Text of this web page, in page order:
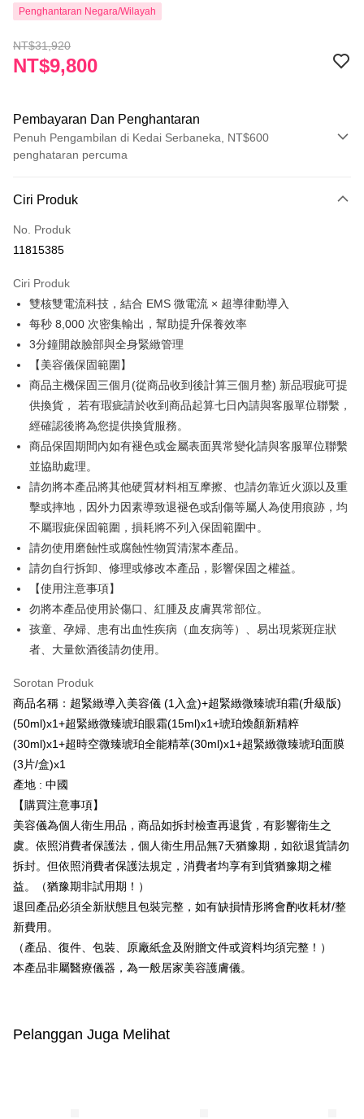
Penghantaran Negara/Wilayah
NT$31,920
NT$9,800
Pembayaran Dan Penghantaran
Penuh Pengambilan di Kedai Serbaneka, NT$600
penghataran percuma
Kad Kredit (Bayaran Penuh)
Pengambilan di Kedai Serbaneka
Apple Pay
JKOPAY
Easy Wallet
Google Pay
AFTEE
Deskripsi
Pertama, Mengenai Perkhidmatan AFTEE Beli Sekarang Bayar Kemudian
1. Dengan memilih AFTEE sebagai kaedah pembayaran, mesej
pengesahan AFTEE akan muncul.
2. Anda boleh meneruskan pembayaran selepas pengesahan SMS.
3. Tiada bayaran diperlukan apabila pesanan disahkan. Produk akan
4. Setelah pesanan disahkan, anda akan menerima SMS pembayaran
manakala ahli aplikasi akan menerima pemberitahuan tolak aplikasi
AFTEE.
5. Tiada bayaran diperlukan apabila anda menerima produk. Sila buat
pembayaran di empat kedai serbaneka utama, ATM atau perbankan
dalam talian dengan SMS pembayaran atau pemberitahuan tolak aplikasi
Sila ambil perhatian bahawa tempoh pembayaran adalah 14 hari. Walau
bagaimanapun, bagi mereka yang telah memuat turun Aplikasi AFTEE
dan mendaftar sebagai ahli AFTEE boleh menikmati tempoh pembayaran
Tempoh pembayaran dikira dari masa kedai meminta pembayaran anda,
ditambah dengan bilangan hari yang boleh dilanjutkan oleh AFTEE. Anda
boleh melanjutkan tempoh pembayaran anda sebelum anda menerima
pesanan. Walau bagaimanapun, tiada jaminan bahawa anda boleh
menerima pesanan anda semasa tempoh pembayaran (cth.: produk
lama untuk dihantar). Oleh itu, anda dikehendaki membuat pembayaran
kepada AFTEE dalam tempoh sama ada anda menerima pesanan.
Kedua, Sekatan Pembayaran
1. Jumlah yang diperakui untuk pengguna kali pertama boleh sehingga
NT$10,000. Amaun diperakui sebenar yang diluluskan akan berdasarkan
keputusan pensijilan dan semakan oleh AFTEE.
2. Amaun perbelanjaan minimum mestilah lebih besar daripada NT$20.
3. Pada masa ini hanya tersedia untuk ahli Taiwan.
Taiwan, Inc. dan AFTEE akan membuat bil kepada pengguna. AFTEE
akan menggunakan data peribadi yang dikumpul (termasuk nama
Pilihan Penghantaran
全家付款取貨
NT$100/pesanan | Penghantaran percuma untuk pesanan
NT$600 atau lebih
付款後全家取貨
NT$100/pesanan | Penghantaran percuma untuk pesanan
萊爾富取貨付款
NT$100/pesanan | Penghantaran percuma untuk pesanan
NT$600 atau lebih
付款後萊爾富取貨
NT$100/pesanan | Penghantaran percuma untuk pesanan
NT$600 atau lebih
7-11付款取貨
NT$100/pesanan | Penghantaran percuma untuk pesanan
NT$600 atau lebih
付款後7-11取貨
NT$100/pesanan | Penghantaran percuma untuk pesanan
NT$600 atau lebih
NT$600 atau lebih
Ciri Produk
No. Produk
11815385
Ciri Produk
雙核雙電流科技，結合 EMS 微電流 × 超導律動導入
每秒 8,000 次密集輸出，幫助提升保養效率
3分鐘開啟臉部與全身緊緻管理
【美容儀保固範圍】
商品主機保固三個月(從商品收到後計算三個月整) 新品瑕疵可提
供換貨， 若有瑕疵請於收到商品起算七日內請與客服單位聯繫，
經確認後將為您提供換貨服務。
商品保固期間內如有褪色或金屬表面異常變化請與客服單位聯繫
並協助處理。
請勿將本產品將其他硬質材料相互摩擦、也請勿靠近火源以及重
擊或摔地，因外力因素導致退褪色或刮傷等屬人為使用痕跡，均
不屬瑕疵保固範圍，損耗將不列入保固範圍中。
請勿使用磨蝕性或腐蝕性物質清潔本產品。
請勿自行拆卸、修理或修改本產品，影響保固之權益。
【使用注意事項】
勿將本產品使用於傷口、紅腫及皮膚異常部位。
孩童、孕婦、患有出血性疾病（血友病等）、易出現紫斑症狀
者、大量飲酒後請勿使用。
Sorotan Produk
商品名稱：超緊緻導入美容儀 (1入盒)+超緊緻微臻琥珀霜(升級版)
(50ml)x1+超緊緻微臻琥珀眼霜(15ml)x1+琥珀煥顏新精粹
(30ml)x1+超時空微臻琥珀全能精萃(30ml)x1+超緊緻微臻琥珀面膜
(3片/盒)x1
產地 : 中國
【購買注意事項】
美容儀為個人衛生用品，商品如拆封檢查再退貨，有影響衛生之
虞。依照消費者保護法，個人衛生用品無7天猶豫期，如欲退貨請勿
拆封。但依照消費者保護法規定，消費者均享有到貨猶豫期之權
益。（猶豫期非試用期！）
退回產品必須全新狀態且包裝完整，如有缺損情形將會酌收耗材/整
新費用。
（產品、復件、包裝、原廠紙盒及附贈文件或資料均須完整！）
本產品非屬醫療儀器，為一般居家美容護膚儀。
Pelanggan Juga Melihat